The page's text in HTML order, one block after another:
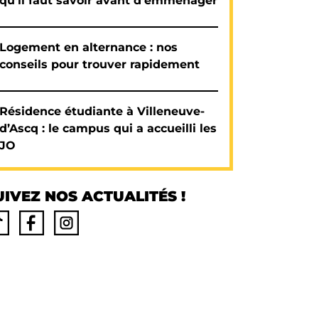
Logement en alternance : nos
conseils pour trouver rapidement
Résidence étudiante à Villeneuve-
d’Ascq : le campus qui a accueilli les
JO
NOS ACTUALITÉS !